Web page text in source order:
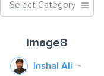
Select Category
image8
Inshal Ali